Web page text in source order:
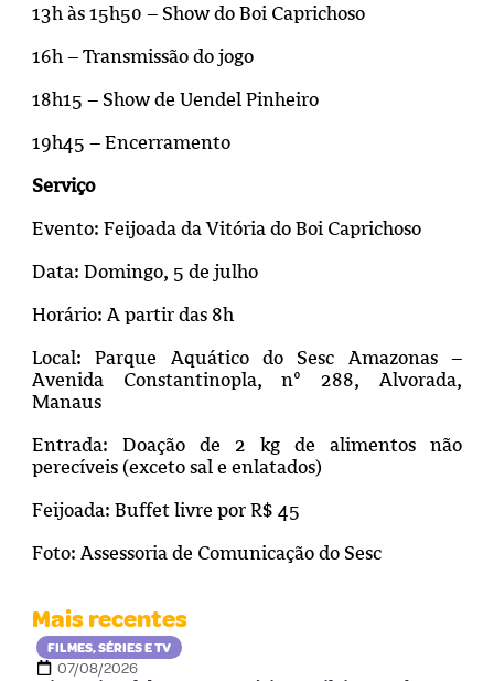
13h às 15h50 – Show do Boi Caprichoso
16h – Transmissão do jogo
18h15 – Show de Uendel Pinheiro
19h45 – Encerramento
Serviço
Evento: Feijoada da Vitória do Boi Caprichoso
Data: Domingo, 5 de julho
Horário: A partir das 8h
Local: Parque Aquático do Sesc Amazonas –
Avenida Constantinopla, nº 288, Alvorada,
Manaus
Entrada: Doação de 2 kg de alimentos não
perecíveis (exceto sal e enlatados)
Feijoada: Buffet livre por R$ 45
Foto: Assessoria de Comunicação do Sesc
Mais recentes
FILMES, SÉRIES E TV
07/08/2026